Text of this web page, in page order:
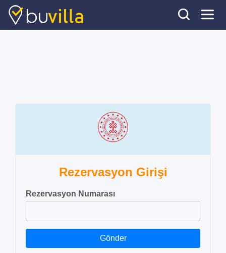
Rezervasyon Girişi
Rezervasyon Numarası
Gönder